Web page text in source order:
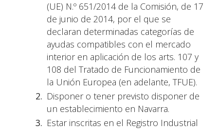
(UE) N.º 651/2014 de la Comisión, de 17
de junio de 2014, por el que se
declaran determinadas categorías de
ayudas compatibles con el mercado
interior en aplicación de los arts. 107 y
108 del Tratado de Funcionamiento de
la Unión Europea (en adelante, TFUE).
Disponer o tener previsto disponer de
un establecimiento en Navarra.
Estar inscritas en el Registro Industrial